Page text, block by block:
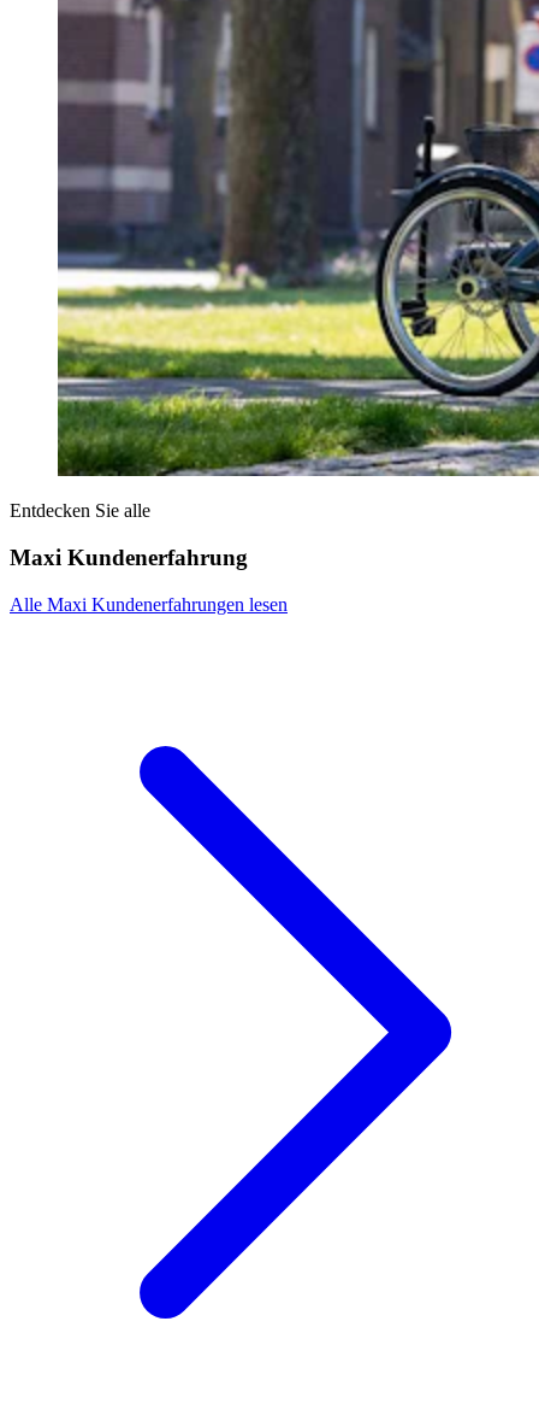
Entdecken Sie alle
Maxi Kundenerfahrung
Alle Maxi Kundenerfahrungen lesen